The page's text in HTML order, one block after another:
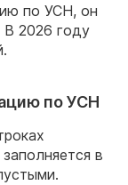
по УСН, он
В 2026 году
по УСН
в